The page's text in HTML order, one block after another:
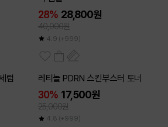
28% 28,800원
40,000원
4.9 (+999)
럼 레티놀 PDRN 스킨부스터 토너
30% 17,500원
25,000원
4.8 (+999)